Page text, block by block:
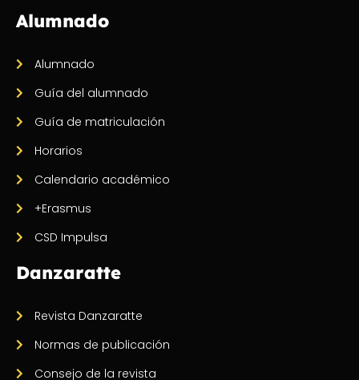
Alumnado
Alumnado
Guía del alumnado
Guía de matriculación
Horarios
Calendario académico
+Erasmus
CSD Impulsa
Danzaratte
Revista Danzaratte
Normas de publicación
Consejo de la revista